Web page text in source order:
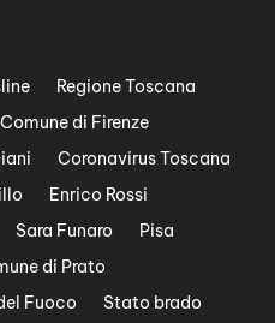
Regione Toscana
Comune di Firenze
Coronavirus Toscana
Enrico Rossi
Sara Funaro
Pisa
di Prato
Fuoco
Stato brado